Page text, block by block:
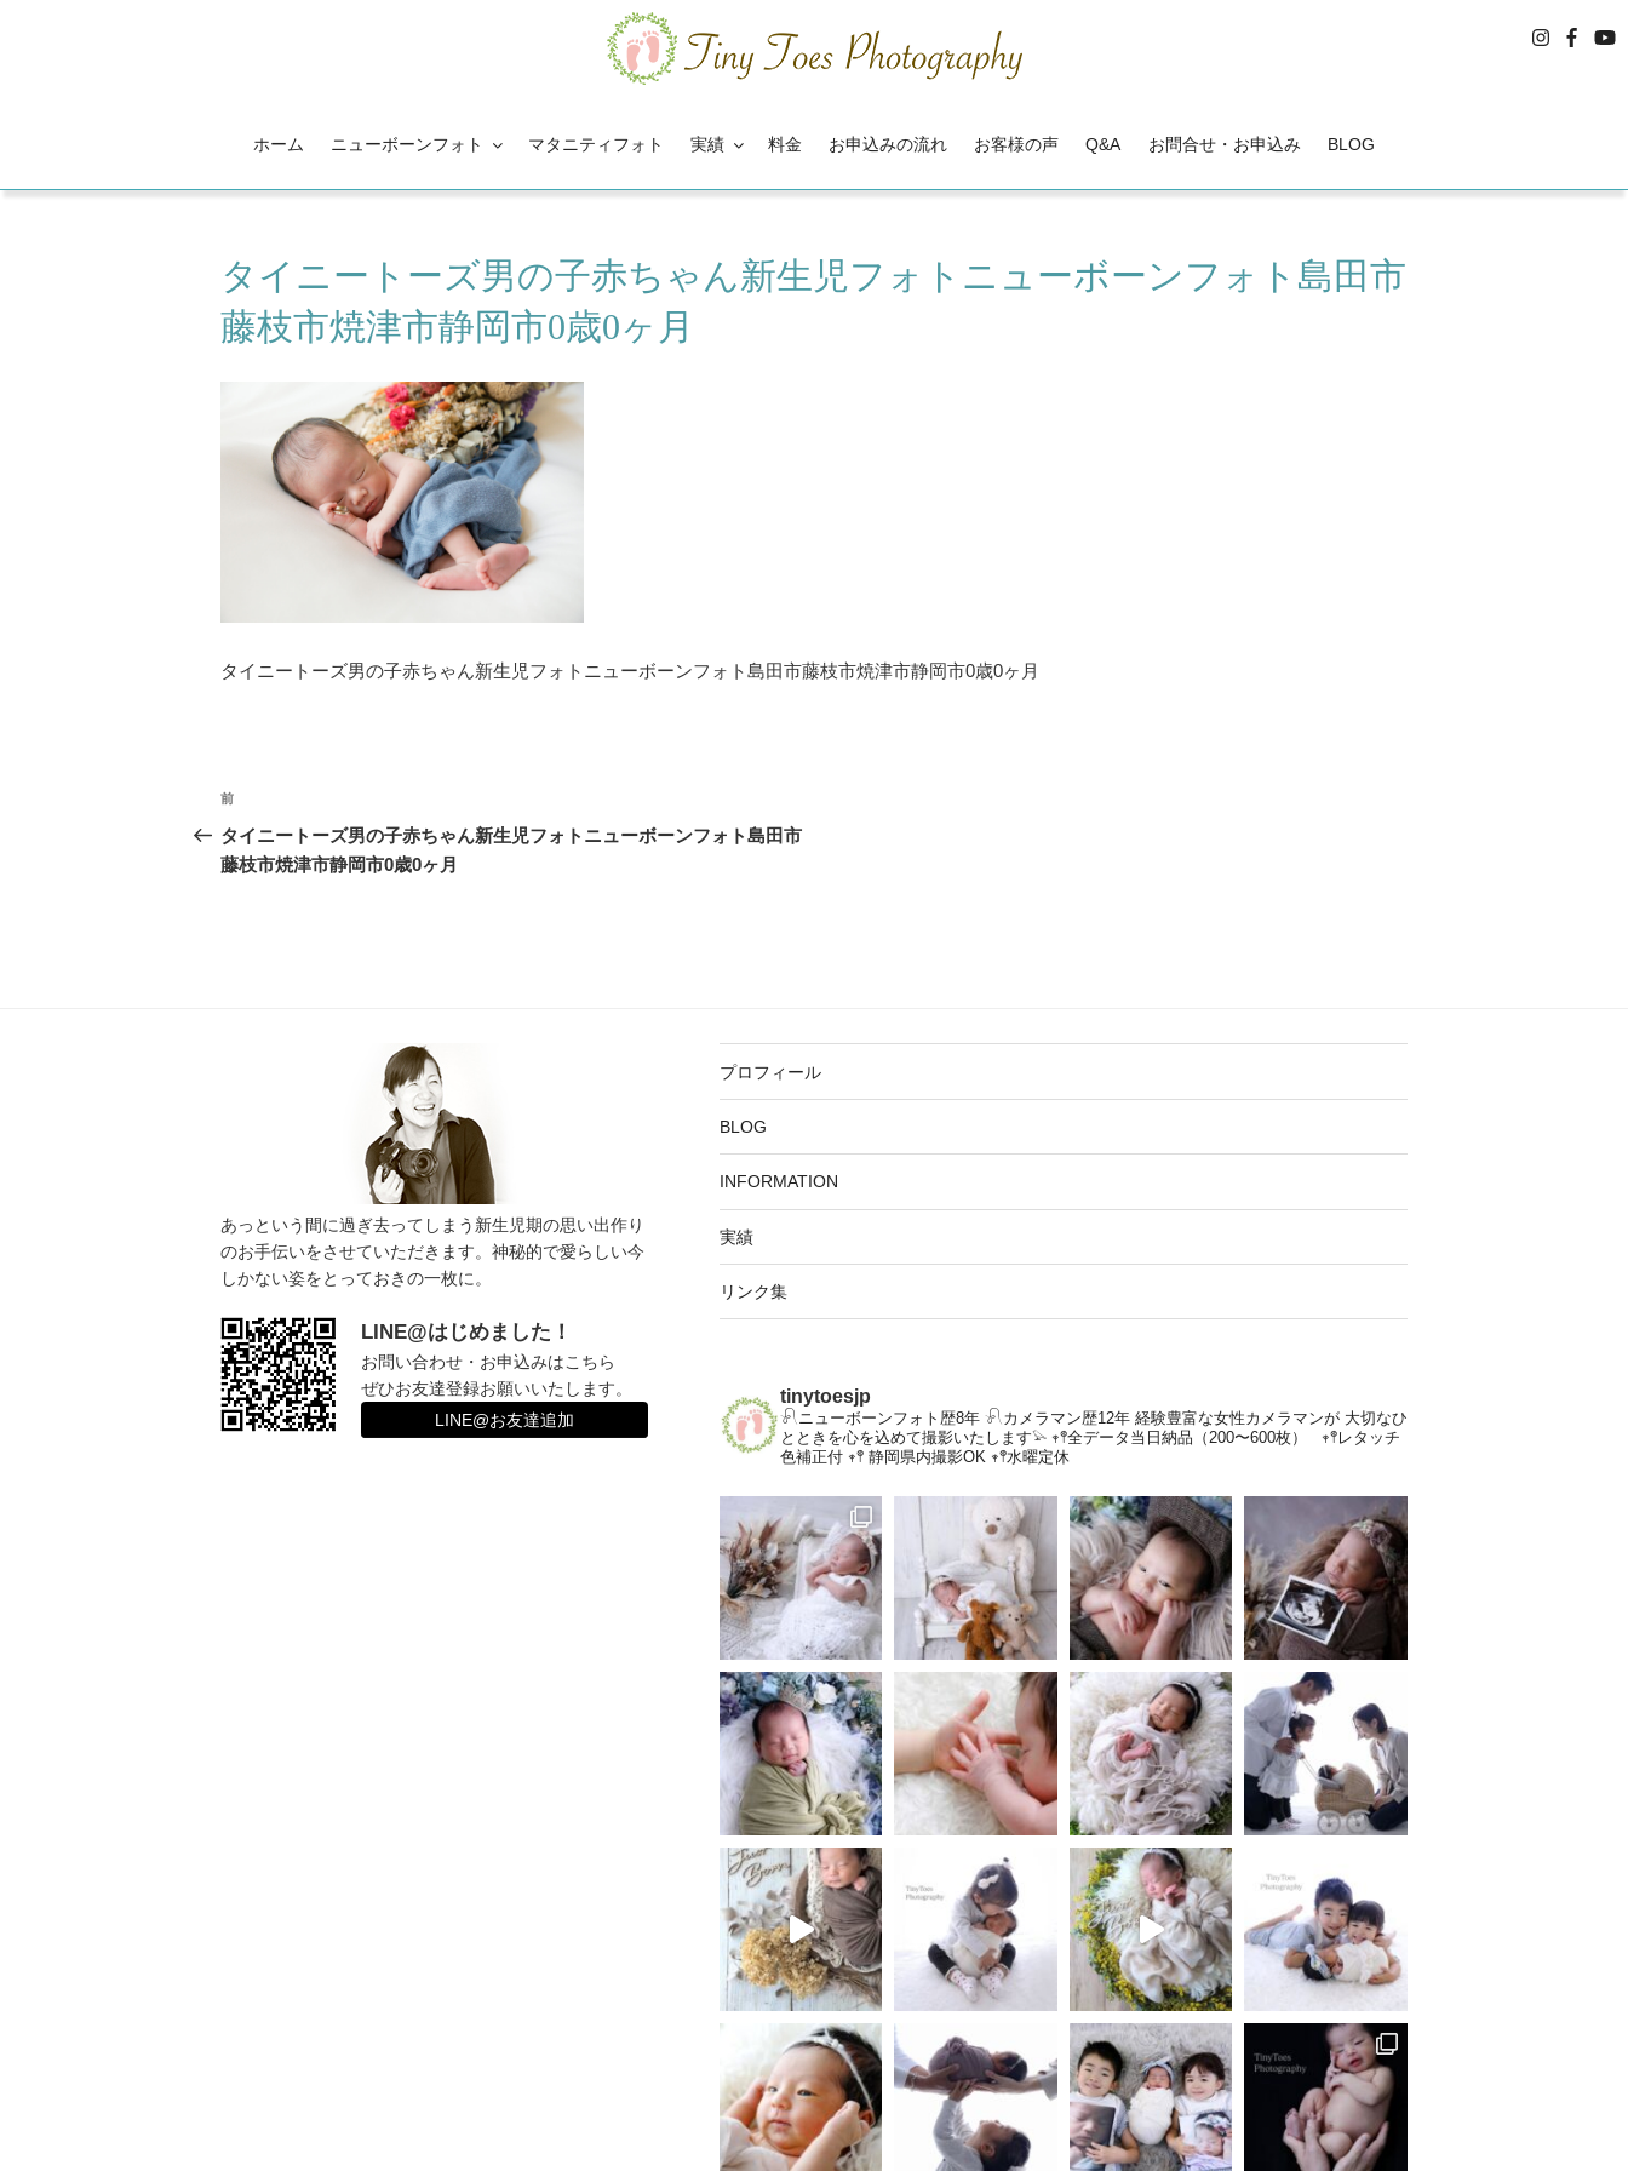
ス
ホーム ニューボーンフォト マタニティフォト 実績 料金 お申込みの流れ お客様の声 Q&A お問合せ・お申込み BLOG
タイニートーズ男の子赤ちゃん新生児フォトニューボーンフォト島田市
藤枝市焼津市静岡市0歳0ヶ月
タイニートーズ男の子赤ちゃん新生児フォトニューボーンフォト島田市藤枝市焼津市静岡市0歳0ヶ月
投
稿
ナ
過
去
の
前
タイニートーズ男の子赤ちゃん新生児フォトニューボーンフォト島田市
藤枝市焼津市静岡市0歳0ヶ月
あっという間に過ぎ去ってしまう新生児期の思い出作り
のお手伝いをさせていただきます。神秘的で愛らしい今
しかない姿をとっておきの一枚に。
LINE@はじめました！
お問い合わせ・お申込みはこちら
ぜひお友達登録お願いいたします。
LINE@お友達追加
プロフィール
BLOG
INFORMATION
実績
リンク集
tinytoesjp
𓍯ニューボーンフォト歴8年𓍯カメラマン歴12年経験豊富な女性カメラマンが大切なひ
とときを心を込めて撮影いたします𓅫𖥧𖤣全データ当日納品（200〜600枚）
𖥧𖤣レタッチ
色補正付𖥧𖤣 静岡県内撮影OK𖥧𖤣水曜定休